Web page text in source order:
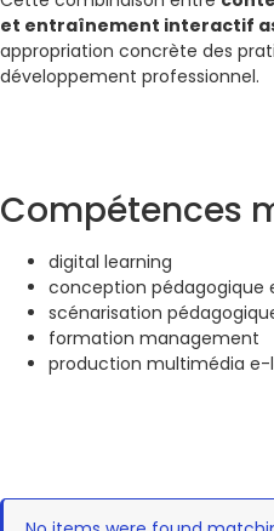
et entraînement interactif
appropriation concrète des
développement professionnel.
Compétences
digital learning
conception pédagogique
scénarisation
formation management
production multimédia e-